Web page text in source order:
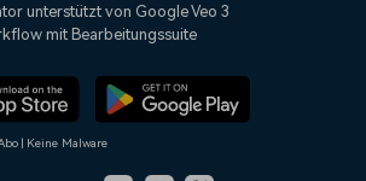
Beherrschen Sie
unterstützt von Google Veo 3
mit Bearbeitungssuite
| Keine Malware